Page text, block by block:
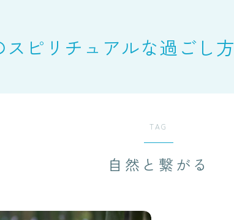
ピリチュアルな過ごし方
TAG
自然と繋がる